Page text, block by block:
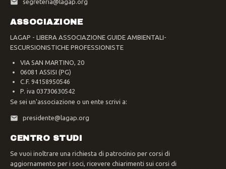
ASSOCIAZIONE
LAGAP - LIBERA ASSOCIAZIONE GUIDE AMBIENTALI-
ESCURSIONISTICHE PROFESSIONISTE
VIA SAN MARTINO, 20
06081 ASSISI (PG)
C.F. 94158950546
P. iva 03730630542
Se sei un'associazione o un ente scrivi a:
presidente@lagap.org
CENTRO STUDI
Se vuoi inoltrare una richiesta di patrocinio per corsi di
aggiornamento per i soci, ricevere chiarimenti sui corsi di